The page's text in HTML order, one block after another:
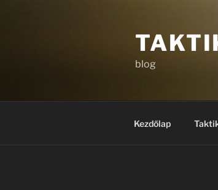
blog
Kezdőlap